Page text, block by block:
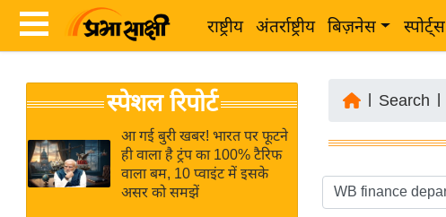
राष्ट्रीय अंतर्राष्ट्रीय बिज़नेस स्पोर्ट्स
News
Hindi
ख
ब
र
स्पेशल रिपोर्ट
आ गई बुरी खबर! भारत पर फूटने
ही वाला है ट्रंप का 100% टैरिफ
वाला बम, 10 प्वाइंट में इसके
असर को समझें
Search